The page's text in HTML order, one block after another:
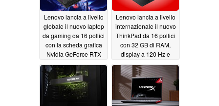
Lenovo lancia a livello
globale il nuovo laptop
da gaming da 16 pollici
con la scheda grafica
Nvidia GeForce RTX
5070 da 12 GB e
display OLED a 240 Hz
07/07/2026
Lenovo lancia a livello
internazionale il nuovo
ThinkPad da 16 pollici
con 32 GB di RAM,
display a 120 Hz e
processori AMD Ryzen
07/07/2026